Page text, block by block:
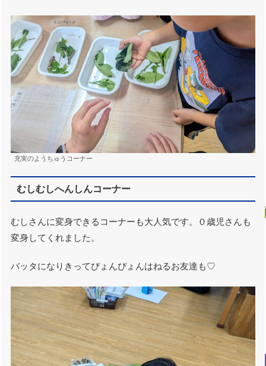
充実のようちゅうコーナー
むしむしへんしんコーナー
むしさんに変身できるコーナーも大人気です。０歳児さんも
変身してくれました。
バッタになりきってぴょんぴょんはねるお友達も♡